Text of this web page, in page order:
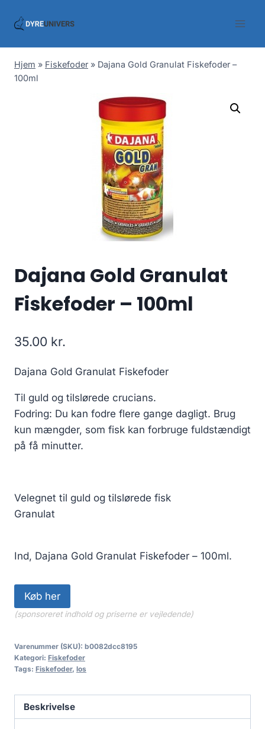
Hjem » Fiskefoder » Dajana Gold Granulat Fiskefoder –
100ml
Dajana Gold Granulat
Fiskefoder – 100ml
35.00 kr.
Dajana Gold Granulat Fiskefoder
Til guld og tilslørede crucians.
Fodring: Du kan fodre flere gange dagligt. Brug
kun mængder, som fisk kan forbruge fuldstændigt
på få minutter.
Velegnet til guld og tilslørede fisk
Granulat
Ind, Dajana Gold Granulat Fiskefoder – 100ml.
Køb her
(sponsoreret indhold og priserne er vejledende)
Varenummer (SKU): b0082dcc8195
Kategori: Fiskefoder
Tags: Fiskefoder, los
Beskrivelse